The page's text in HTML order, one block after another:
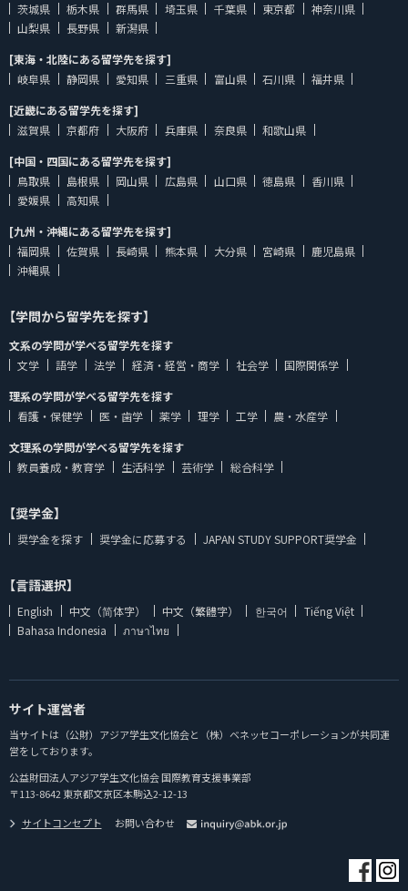
茨城県
栃木県 群馬県 埼玉県 千葉県 東京都
神奈川県
山梨県
長野県
新潟県
[東海・北陸にある留学先を探す]
岐阜県
静岡県 愛知県 三重県 富山県 石川県
福井県
[近畿にある留学先を探す]
滋賀県
京都府 大阪府 兵庫県 奈良県
和歌山県
[中国・四国にある留学先を探す]
鳥取県
島根県 岡山県 広島県 山口県 徳島県
香川県
愛媛県
高知県
[九州・沖縄にある留学先を探す]
福岡県
佐賀県 長崎県 熊本県 大分県 宮崎県
鹿児島県
沖縄県
【学問から留学先を探す】
文系の学問が学べる留学先を探す
文学
語学 法学 経済・経営・商学 社会学
国際関係学
理系の学問が学べる留学先を探す
看護・保健学
医・歯学 薬学 理学 工学
農・水産学
文理系の学問が学べる留学先を探す
教員養成・教育学
生活科学 芸術学 総合科学
【奨学金】
奨学金を探す 奨学金に応募する JAPAN STUDY SUPPORT奨学金
【言語選択】
English 中文（简体字） 中文（繁體字） 한국어
Tiếng Việt
Bahasa Indonesia
ภาษาไทย
サイト運営者
当サイトは（公財）アジア学生文化協会と（株）ベネッセコーポレーションが共同運
営をしております。
公益財団法人アジア学生文化協会 国際教育支援事業部
〒113-8642 東京都文京区本駒込2-12-13
サイトコンセプト
お問い合わせ